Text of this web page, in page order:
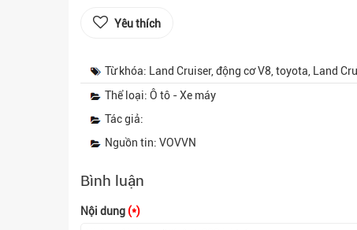
Yêu thích
Từ khóa: Land Cruiser, động cơ V8, toyota, Land
Thể loại: Ô tô - Xe máy
Tác giả:
Nguồn tin: VOVVN
Bình luận
Nội dung (*)